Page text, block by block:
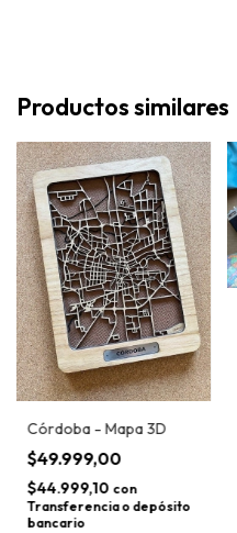
Productos similares
Córdoba - Mapa 3D
$49.999,00
$44.999,10 con
Transferencia o depósito
bancario